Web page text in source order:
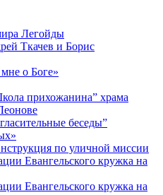
Легойды
Ткачев и Борис
о Боге»
прихожанина” храма
беседы”
по уличной миссии
Евангельского кружка на
Евангельского кружка на